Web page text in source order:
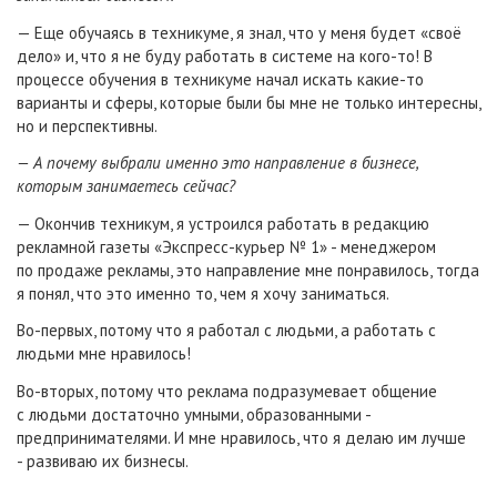
— Еще обучаясь в техникуме, я знал, что у меня будет «своё
дело» и, что я не буду работать в системе на кого-то! В
процессе обучения в техникуме начал искать какие-то
варианты и сферы, которые были бы мне не только интересны,
но и перспективны.
— А почему выбрали именно это направление в бизнесе,
которым занимаетесь сейчас?
— Окончив техникум, я устроился работать в редакцию
рекламной газеты «Экспресс-курьер № 1» - менеджером
по продаже рекламы, это направление мне понравилось, тогда
я понял, что это именно то, чем я хочу заниматься.
Во-первых, потому что я работал с людьми, а работать с
людьми мне нравилось!
Во-вторых, потому что реклама подразумевает общение
с людьми достаточно умными, образованными -
предпринимателями. И мне нравилось, что я делаю им лучше
- развиваю их бизнесы.